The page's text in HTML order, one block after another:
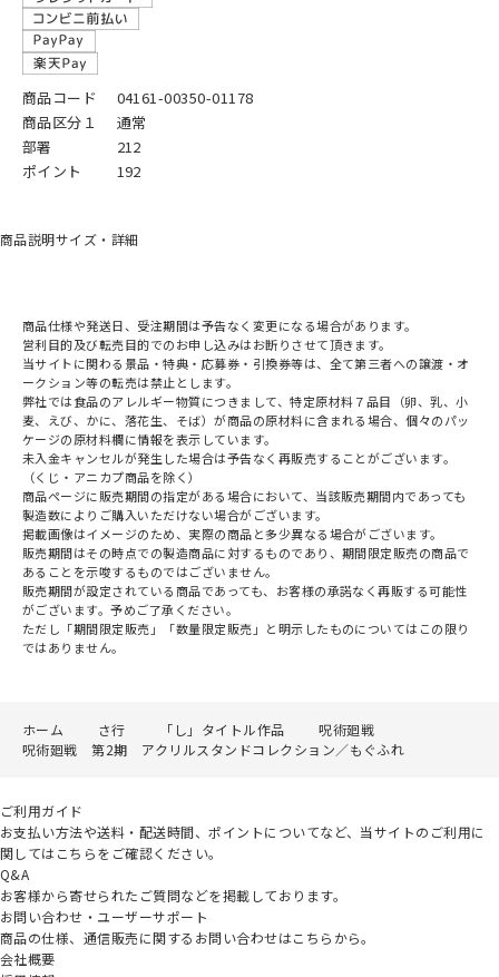
商品コード
04161-00350-01178
商品区分１
通常
部署
212
ポイント
192
商品説明サイズ・詳細
商品仕様や発送日、受注期間は予告なく変更になる場合があります。
営利目的及び転売目的でのお申し込みはお断りさせて頂きます。
当サイトに関わる景品・特典・応募券・引換券等は、全て第三者への譲渡・オ
ークション等の転売は禁止とします。
弊社では食品のアレルギー物質につきまして、特定原材料７品目（卵、乳、小
麦、えび、かに、落花生、そば）が商品の原材料に含まれる場合、個々のパッ
ケージの原材料欄に情報を表示しています。
未入金キャンセルが発生した場合は予告なく再販売することがございます。
（くじ・アニカプ商品を除く）
商品ページに販売期間の指定がある場合において、当該販売期間内であっても
製造数によりご購入いただけない場合がございます。
掲載画像はイメージのため、実際の商品と多少異なる場合がございます。
販売期間はその時点での製造商品に対するものであり、期間限定販売の商品で
あることを示唆するものではございません。
販売期間が設定されている商品であっても、お客様の承諾なく再販する可能性
がございます。予めご了承ください。
ただし「期間限定販売」「数量限定販売」と明示したものについてはこの限り
ではありません。
ホーム さ行 「し」タイトル作品
呪術廻戦
呪術廻戦 第2期 アクリルスタンドコレクション／もぐふれ
ご利用ガイド
お支払い方法や送料・配送時間、ポイントについてなど、当サイトのご利用に
関してはこちらをご確認ください。
Q&A
お客様から寄せられたご質問などを掲載しております。
お問い合わせ・ユーザーサポート
商品の仕様、通信販売に関するお問い合わせはこちらから。
会社概要